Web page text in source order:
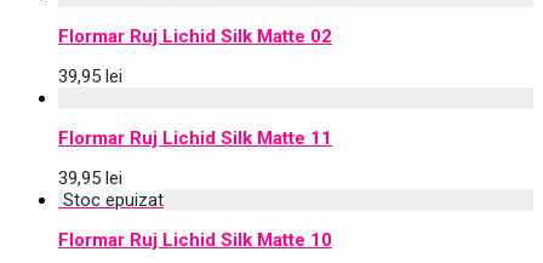
Flormar Ruj Lichid Silk Matte 02
39,95 lei
Flormar Ruj Lichid Silk Matte 11
39,95 lei
Flormar Ruj Lichid Silk Matte 10